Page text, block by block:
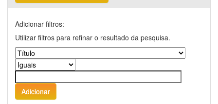
Adicionar filtros:
Utilizar filtros para refinar o resultado da pesquisa.